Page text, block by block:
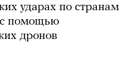
ударах по странам
с помощью
дронов